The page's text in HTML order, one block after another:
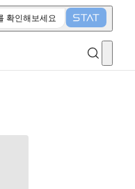
확인해보세요